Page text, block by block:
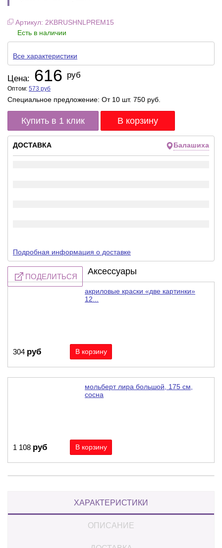
Артикул: 2KBRUSHNLPREM15
Есть в наличии
Все характеристики
Цена: 616 руб
Оптом: 573 руб
Специальное предложение: От 10 шт. 750 руб.
Купить в 1 клик
ДОСТАВКА Балашиха
Подробная информация о доставке
ПОДЕЛИТЬСЯ
Аксессуары
акриловые краски «две картинки»
12...
304 руб
мольберт лира большой, 175 см,
сосна
1 108 руб
ХАРАКТЕРИСТИКИ
ОПИСАНИЕ